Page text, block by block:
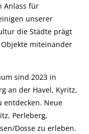
Anlass für
unserer
die Städte prägt
miteinander
sind 2023 in
an der Havel, Kyritz,
entdecken. Neue
Perleberg,
Dosse zu erleben.